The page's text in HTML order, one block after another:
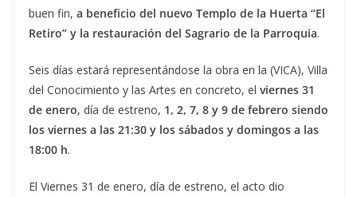
buen fin, a beneficio del nuevo Templo de la Huerta “El
Retiro” y la restauración del Sagrario de la Parroquia.
Seis días estará representándose la obra en la (VICA), Villa
del Conocimiento y las Artes en concreto, el viernes 31
de enero, día de estreno, 1, 2, 7, 8 y 9 de febrero siendo
los viernes a las 21:30 y los sábados y domingos a las
18:00 h.
El Viernes 31 de enero, día de estreno, el acto dio